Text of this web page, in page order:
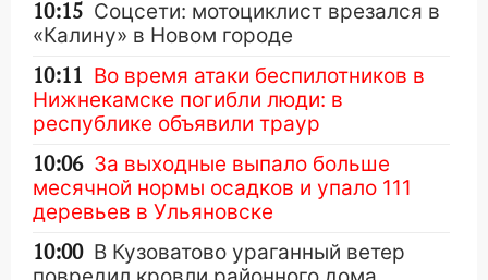
10:15 Соцсети: мотоциклист врезался в
«Калину» в Новом городе
10:11 Во время атаки беспилотников в
Нижнекамске погибли люди: в
республике объявили траур
10:06 За выходные выпало больше
месячной нормы осадков и упало 111
деревьев в Ульяновске
10:00 В Кузоватово ураганный ветер